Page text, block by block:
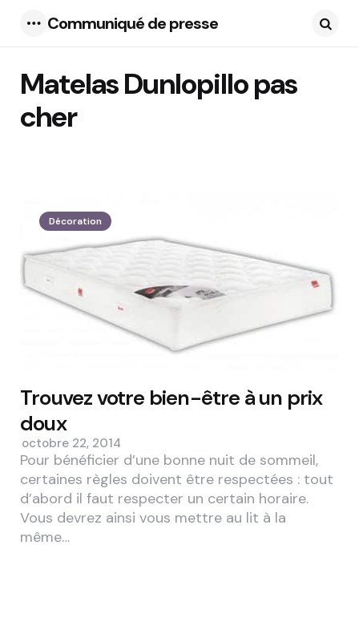
Communiqué de presse
Matelas Dunlopillo pas
cher
Décoration
Trouvez votre bien-être à un prix
doux
octobre 22, 2014
Pour bénéficier d’une bonne nuit de sommeil,
certaines règles doivent être respectées : tout
d’abord il faut respecter un certain horaire.
Vous devrez ainsi vous mettre au lit à la
même…